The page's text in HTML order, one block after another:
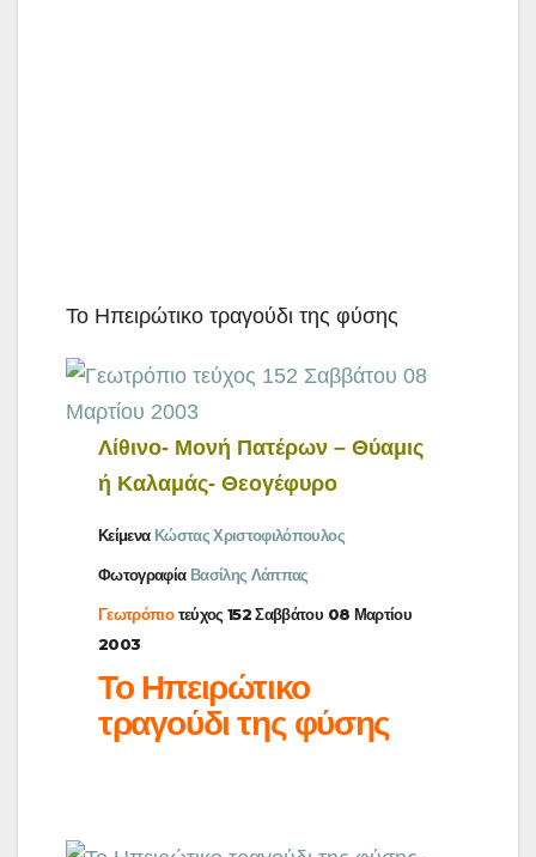
Το Ηπειρώτικο τραγούδι της φύσης
Λίθινο- Μονή Πατέρων – Θύαμις
ή Καλαμάς- Θεογέφυρο
Κείμενα Κώστας Χριστοφιλόπουλος
Φωτογραφία Βασίλης Λάππας
Γεωτρόπιοτεύχος 152 Σαββάτου 08 Μαρτίου
2003
Το Ηπειρώτικο
τραγούδι της φύσης